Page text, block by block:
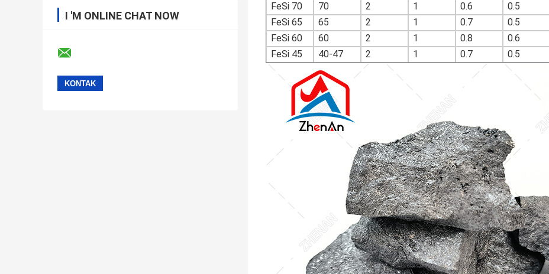
I 'M ONLINE CHAT NOW
FeSi 70
70 2 1 0.6 0.5
FeSi 65
65 2 1 0.7 0.5
FeSi 60
60 2 1 0.8 0.6
FeSi 45
40-47 2 1 0.7 0.5